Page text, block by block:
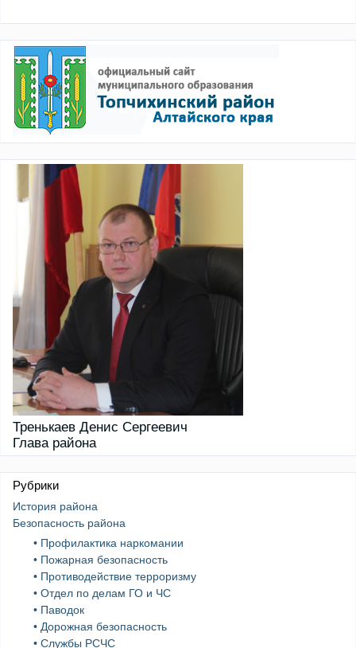
Тренькаев Денис Сергеевич
Глава района
Рубрики
История района
Безопасность района
• Профилактика наркомании
• Пожарная безопасность
• Противодействие терроризму
• Отдел по делам ГО и ЧС
• Паводок
• Дорожная безопасность
• Службы РСЧС